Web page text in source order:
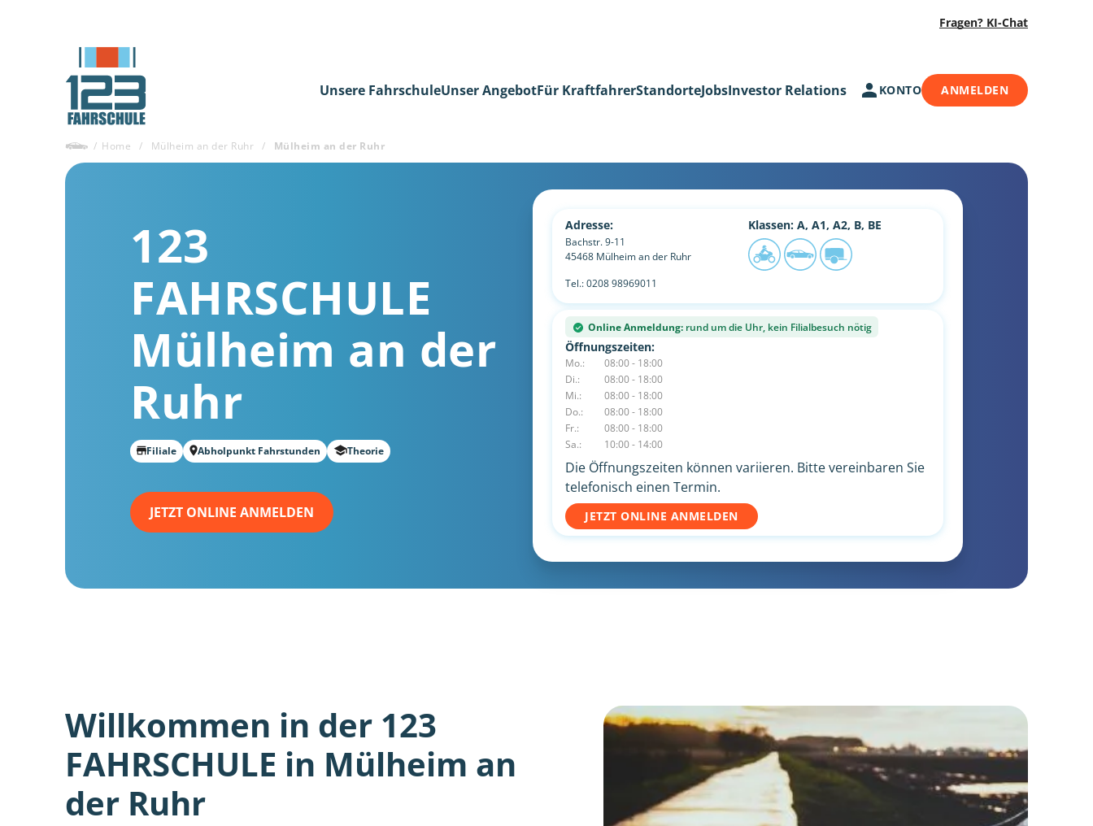
Fragen? KI-Chat
Unsere FahrschuleUnser AngebotFür KraftfahrerStandorteJobsInvestor Relations KONTO ANMELDEN
/ Home / Mülheim an der Ruhr / Mülheim an der Ruhr
123
FAHRSCHULE
Mülheim an der
Ruhr
Filiale Abholpunkt Fahrstunden Theorie
JETZT ONLINE ANMELDEN
Adresse:
Bachstr. 9-11
45468 Mülheim an der Ruhr
Tel.:0208 98969011
Klassen: A, A1, A2, B, BE
Online Anmeldung: rund um die Uhr, kein Filialbesuch nötig
Öffnungszeiten:
Mo.:
08:00 - 18:00
Di.:
08:00 - 18:00
Mi.:
08:00 - 18:00
Do.:
08:00 - 18:00
Fr.:
08:00 - 18:00
Sa.:
10:00 - 14:00
Die Öffnungszeiten können variieren. Bitte vereinbaren Sie
telefonisch einen Termin.
JETZT ONLINE ANMELDEN
Willkommen in der 123
FAHRSCHULE in Mülheim an
der Ruhr